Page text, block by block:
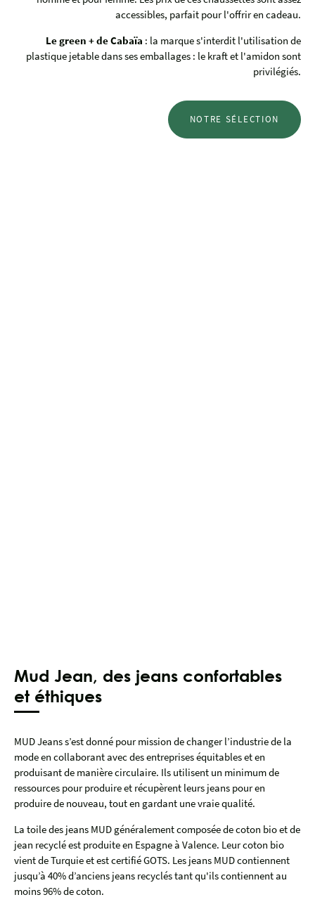
accessibles, parfait pour l'offrir en cadeau.
Le green + de Cabaïa : la marque s'interdit l'utilisation de
plastique jetable dans ses emballages : le kraft et l'amidon sont
privilégiés.
NOTRE SÉLECTION
Mud Jean, des jeans confortables
et éthiques
MUD Jeans s’est donné pour mission de changer l’industrie de la
mode en collaborant avec des entreprises équitables et en
produisant de manière circulaire. Ils utilisent un minimum de
ressources pour produire et récupèrent leurs jeans pour en
produire de nouveau, tout en gardant une vraie qualité.
La toile des jeans MUD généralement composée de coton bio et de
jean recyclé est produite en Espagne à Valence. Leur coton bio
vient de Turquie et est certifié GOTS. Les jeans MUD contiennent
jusqu’à 40% d’anciens jeans recyclés tant qu'ils contiennent au
moins 96% de coton.